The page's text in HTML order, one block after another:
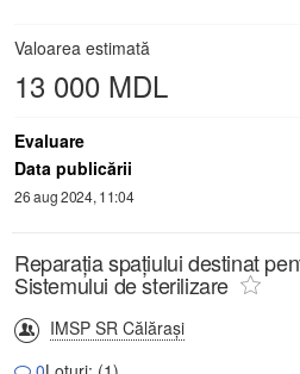
Valoarea estimată
13 000 MDL
Evaluare
Data publicării
26 aug 2024, 11:04
Reparația spațiului destinat
Sistemului de sterilizare
IMSP SR Călăraşi